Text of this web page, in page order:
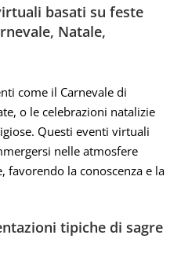
basati su feste
Natale,
come il Carnevale di
o le celebrazioni natalizie
Questi eventi virtuali
nelle atmosfere
favorendo la conoscenza e la
tipiche di sagre